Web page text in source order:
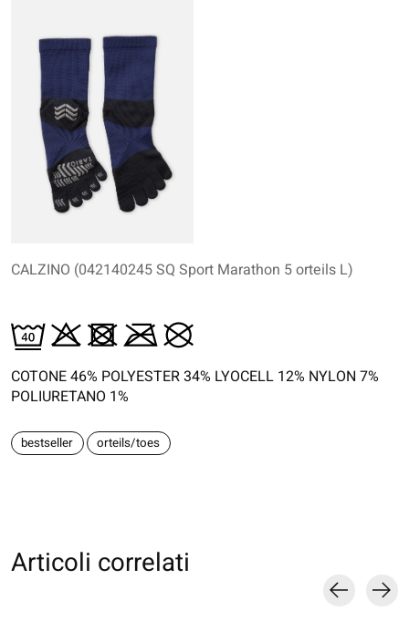
CALZINO (042140245 SQ Sport Marathon 5 orteils L)
COTONE 46% POLYESTER 34% LYOCELL 12% NYLON 7%
POLIURETANO 1%
bestseller orteils/toes
Articoli correlati